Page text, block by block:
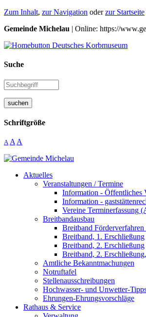
Zum Inhalt, zur Navigation oderzur Startseite
Gemeinde Michelau | Online: https://
Suche
suchen
Schriftgröße
A A A
Aktuelles
Veranstaltungen / Termine
Information - Öffentliches
Information -
Vereine Terminerfassung
Breitbandausbau
Breitband
Breitband, 1. Erschließung
Breitband, 2. Erschließung
Breitband, 2.
Amtliche Bekanntmachungen
Notruftafel
Stellenausschreibungen
Hochwasser- und Unwetter-
Ehrungen-Ehrungsvorschläge
Rathaus & Service